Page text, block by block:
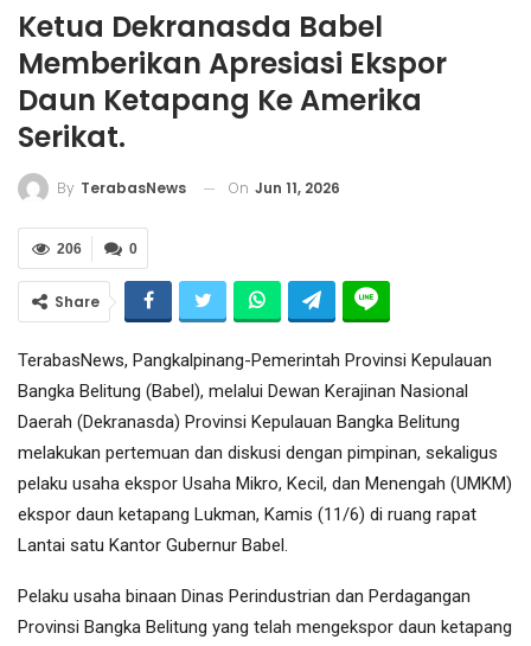
Ketua Dekranasda Babel
Memberikan Apresiasi Ekspor
Daun Ketapang Ke Amerika
Serikat.
By TerabasNews On Jun 11, 2026
0
206
Share
TerabasNews, Pangkalpinang-Pemerintah Provinsi Kepulauan
Bangka Belitung (Babel), melalui Dewan Kerajinan Nasional
Daerah (Dekranasda) Provinsi Kepulauan Bangka Belitung
melakukan pertemuan dan diskusi dengan pimpinan, sekaligus
pelaku usaha ekspor Usaha Mikro, Kecil, dan Menengah (UMKM)
ekspor daun ketapang Lukman, Kamis (11/6) di ruang rapat
Lantai satu Kantor Gubernur Babel.
Pelaku usaha binaan Dinas Perindustrian dan Perdagangan
Provinsi Bangka Belitung yang telah mengekspor daun ketapang